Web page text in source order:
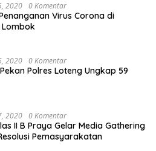
2020 0 Komentar
Virus Corona di
2020 0 Komentar
Polres Loteng Ungkap 59
2020 0 Komentar
II B Praya Gelar Media Gathering
Pemasyarakatan